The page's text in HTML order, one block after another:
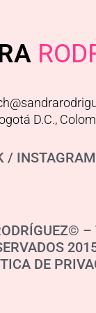
D.C.,
/ INSTAGRAM
–
DE